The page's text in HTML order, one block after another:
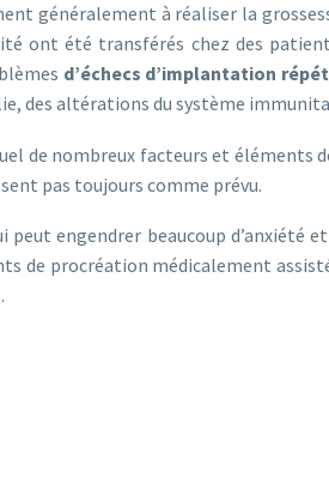
généralement à réaliser la
ont été transférés chez des
d’échecs d’implantation
des altérations du système
de nombreux facteurs et
pas toujours comme prévu.
engendrer beaucoup d’anxiété
de procréation médicalement